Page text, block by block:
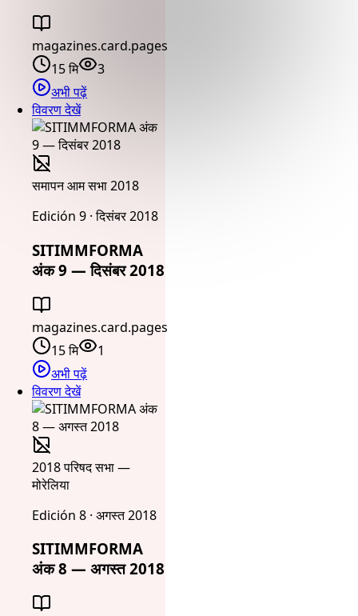
magazines.card.pages
15 मि
3
अभी पढ़ें
विवरण देखें
समापन आम सभा 2018
Edición 9 · दिसंबर 2018
SITIMMFORMA
अंक 9 — दिसंबर 2018
magazines.card.pages
15 मि
1
अभी पढ़ें
विवरण देखें
2018 परिषद सभा —
मोरेलिया
Edición 8 · अगस्त 2018
SITIMMFORMA
अंक 8 — अगस्त 2018